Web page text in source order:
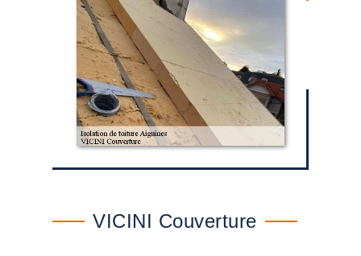
VICINI Couverture